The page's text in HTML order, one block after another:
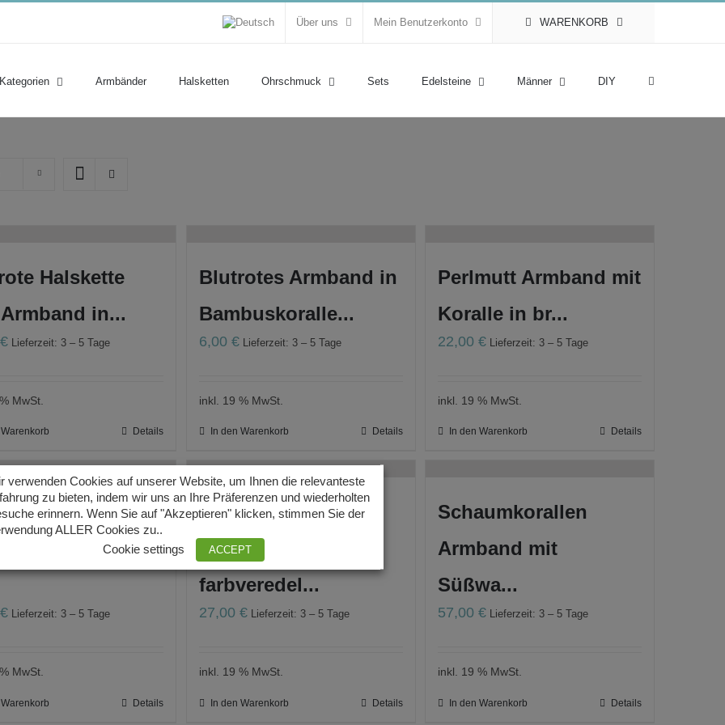
Über uns Mein Benutzerkonto WARENKORB
Armbänder Halsketten Ohrschmuck Sets Edelsteine Männer DIY
Halskette
in...
€ Lieferzeit: 3 – 5 Tage
MwSt.
Warenkorb Details
Blutrotes Armband in
Bambuskoralle...
6,00 € Lieferzeit: 3 – 5 Tage
inkl. 19 % MwSt.
In den Warenkorb Details
Perlmutt Armband mit
Koralle in br...
22,00€ Lieferzeit: 3 – 5 Tage
inkl. 19 % MwSt.
In den Warenkorb Details
elastisch
€ Lieferzeit: 3 – 5 Tage
MwSt.
Details
Schaumkorallen
Armband
farbveredel...
27,00 € Lieferzeit: 3 – 5 Tage
inkl. 19 % MwSt.
In den Warenkorb Details
Schaumkorallen
Armband mit
Süßwa...
57,00€ Lieferzeit: 3 – 5 Tage
inkl. 19 % MwSt.
In den Warenkorb Details
verwenden Cookies auf unserer Website, um Ihnen die relevanteste
zu bieten, indem wir uns an Ihre Präferenzen und wiederholten
erinnern. Wenn Sie auf "Akzeptieren" klicken, stimmen Sie der
ALLER Cookies zu..
Cookie settings
ACCEPT